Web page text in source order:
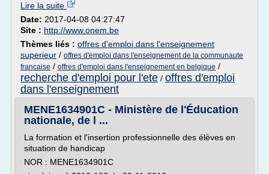
Lire la suite
Date: 2017-04-08 04:27:47
Site : http://www.onem.be
Thèmes liés : offres d'emploi dans l'enseignement
superieur / offres d'emploi dans l'enseignement de la communaute
francaise / offres d'emploi dans l'enseignement en belgique /
recherche d'emploi pour l'ete / offres d'emploi
dans l'enseignement
MENE1634901C - Ministère de l'Éducation
nationale, de l ...
La formation et l'insertion professionnelle des élèves en
situation de handicap
NOR : MENE1634901C